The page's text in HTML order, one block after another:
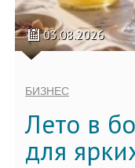
03.08.2026
БИЗНЕС
Лето в
для